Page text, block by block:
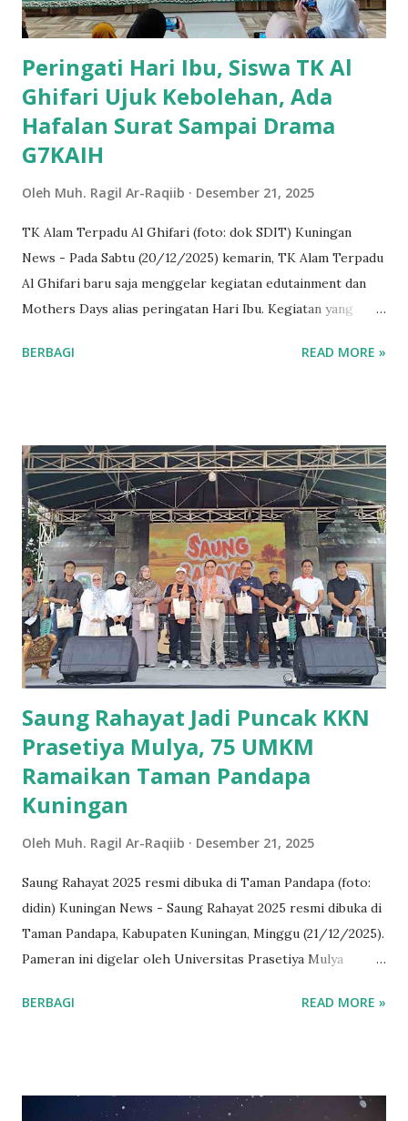
Integrasi ini diharapkan dapat mempermudah pemantauan
perkembangan akhlak sis...
Peringati Hari Ibu, Siswa TK Al
Ghifari Ujuk Kebolehan, Ada
Hafalan Surat Sampai Drama
G7KAIH
Oleh Muh. Ragil Ar-Raqiib Desember 21, 2025
TK Alam Terpadu Al Ghifari (foto: dok SDIT) Kuningan
News - Pada Sabtu (20/12/2025) kemarin, TK Alam Terpadu
Al Ghifari baru saja menggelar kegiatan edutainment dan
Mothers Days alias peringatan Hari Ibu. Kegiatan yang
Love" itu, diselenggarakan di Auditorium Masjid Al Ghifari
cinta dari anak-anak mereka. Penampilan demi penampilan
mulai dari tilawah siswa, hafalan juz 30 (surat-surat
pendek), hapalan hadist, menari manuk Dadali dan oray
orayan yang merupakan kearifan lokal, drama Gerakan 7
Kebiasaan Anak Indonesia Hebat (G7KAIH), hingga perkusi
dan special moment Mothers Days. Semua penampilan dari
anak-anak itu, nampak membuat orang tua surprise,
terharu, terkesima dari awal acara sampai penutupan.
Khusus penampilan drama G7KAIH ini adalah sesuatu...
BERBAGI READ MORE »
Saung Rahayat Jadi Puncak KKN
Prasetiya Mulya, 75 UMKM
Ramaikan Taman Pandapa
Kuningan
Oleh Muh. Ragil Ar-Raqiib Desember 21, 2025
Saung Rahayat 2025 resmi dibuka di Taman Pandapa (foto:
didin) Kuningan News - Saung Rahayat 2025 resmi dibuka di
Taman Pandapa, Kabupaten Kuningan, Minggu (21/12/2025).
Pameran ini digelar oleh Universitas Prasetiya Mulya
dihadiri oleh Rektor Universitas Prasetiya Mulya beserta
Kegiatan Saung Rahayat menghadirkan sebanyak 75 pelaku
BERBAGI READ MORE »